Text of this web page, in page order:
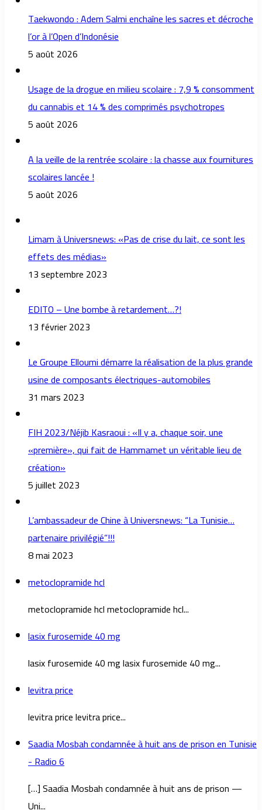
Taekwondo : Adem Salmi enchaîne les sacres et décroche
l’or à l’Open d’Indonésie
5 août 2026
Usage de la drogue en milieu scolaire : 7,9 % consomment
du cannabis et 14 % des comprimés psychotropes
5 août 2026
A la veille de la rentrée scolaire : la chasse aux fournitures
scolaires lancée !
5 août 2026
Limam à Universnews: «Pas de crise du lait, ce sont les
effets des médias»
13 septembre 2023
EDITO – Une bombe à retardement…?!
13 février 2023
Le Groupe Elloumi démarre la réalisation de la plus grande
usine de composants électriques-automobiles
31 mars 2023
FIH 2023/Néjib Kasraoui : «Il y a, chaque soir, une
«première», qui fait de Hammamet un véritable lieu de
création»
5 juillet 2023
L’ambassadeur de Chine à Universnews: “La Tunisie…
partenaire privilégié”!!!
8 mai 2023
metoclopramide hcl
metoclopramide hcl metoclopramide hcl...
lasix furosemide 40 mg
lasix furosemide 40 mg lasix furosemide 40 mg...
levitra price
levitra price levitra price...
Saadia Mosbah condamnée à huit ans de prison en Tunisie
- Radio 6
[…] Saadia Mosbah condamnée à huit ans de prison —
Uni...